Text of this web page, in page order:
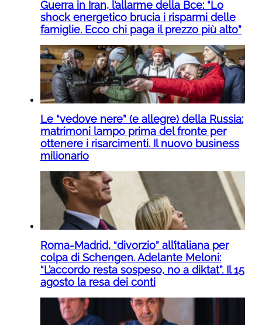
Guerra in Iran, l’allarme della Bce: “Lo
shock energetico brucia i risparmi delle
famiglie. Ecco chi paga il prezzo più alto”
Le “vedove nere” (e allegre) della Russia:
matrimoni lampo prima del fronte per
ottenere i risarcimenti. Il nuovo business
milionario
Roma-Madrid, “divorzio” all’italiana per
colpa di Schengen. Adelante Meloni:
“L’accordo resta sospeso, no a diktat”. Il 15
agosto la resa dei conti